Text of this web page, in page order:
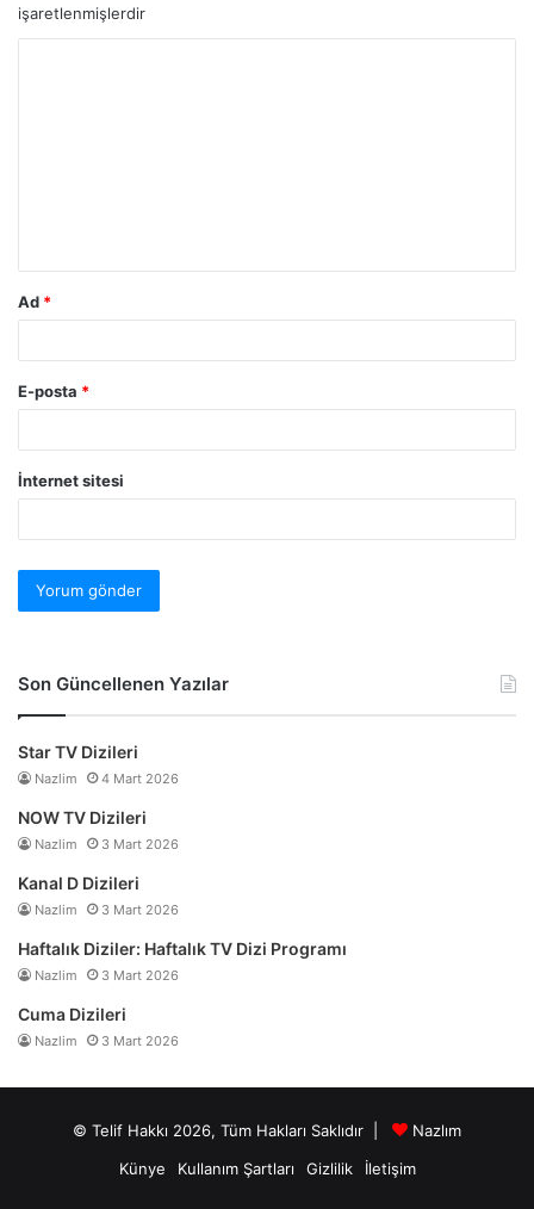
işaretlenmişlerdir
Ad *
E-posta *
İnternet sitesi
Son Güncellenen Yazılar
Star TV Dizileri
Nazlim 4 Mart 2026
NOW TV Dizileri
Nazlim 3 Mart 2026
Kanal D Dizileri
Nazlim 3 Mart 2026
Haftalık Diziler: Haftalık TV Dizi Programı
Nazlim 3 Mart 2026
Cuma Dizileri
Nazlim 3 Mart 2026
© Telif Hakkı 2026, Tüm Hakları Saklıdır |
Nazlım
Künye
Kullanım Şartları Gizlilik İletişim